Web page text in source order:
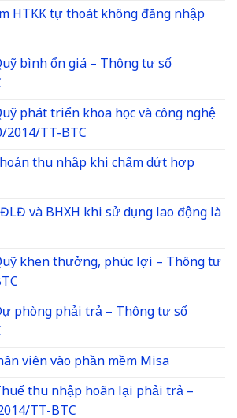
HTKK tự thoát không đăng nhập
bình ổn giá – Thông tư số
phát triển khoa học và công nghệ
TT-BTC
thu nhập khi chấm dứt hợp
và BHXH khi sử dụng lao động là
khen thưởng, phúc lợi – Thông tư
phòng phải trả – Thông tư số
viên vào phần mềm Misa
thu nhập hoãn lại phải trả –
TT-BTC